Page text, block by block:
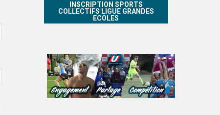
INSCRIPTION SPORTS
COLLECTIFS LIGUE GRANDES
ECOLES